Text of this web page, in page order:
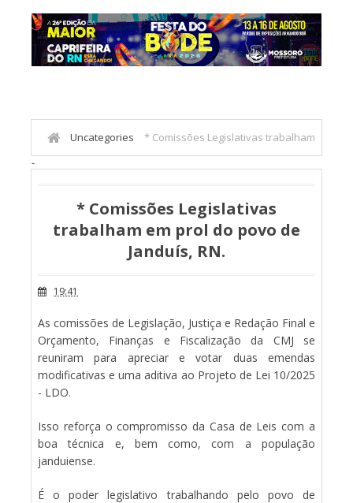
Uncategories * Comissões Legislativas trabalham
em prol do povo de Janduís, RN.
-
* Comissões Legislativas
trabalham em prol do povo de
Janduís, RN.
19:41
As comissões de Legislação, Justiça e Redação Final e
Orçamento, Finanças e Fiscalização da CMJ se
reuniram para apreciar e votar duas emendas
modificativas e uma aditiva ao Projeto de Lei 10/2025
- LDO.
Isso reforça o compromisso da Casa de Leis com a
boa técnica e, bem como, com a população
janduiense.
É o poder legislativo trabalhando pelo povo de